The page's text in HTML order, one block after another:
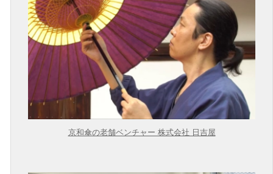
京和傘の老舗ベンチャー 株式会社 日吉屋